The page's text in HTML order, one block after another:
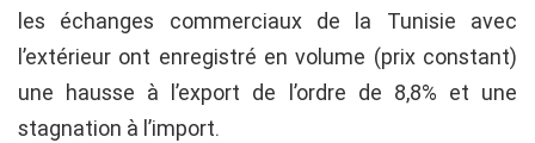
les échanges commerciaux de la Tunisie avec
l’extérieur ont enregistré en volume (prix constant)
une hausse à l’export de l’ordre de 8,8% et une
stagnation à l’import.